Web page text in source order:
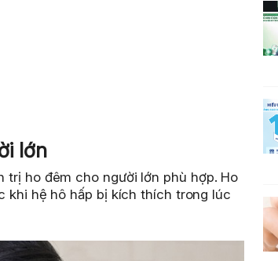
lớn
ho đêm cho người lớn phù hợp. Ho
khi hệ hô hấp bị kích thích trong lúc